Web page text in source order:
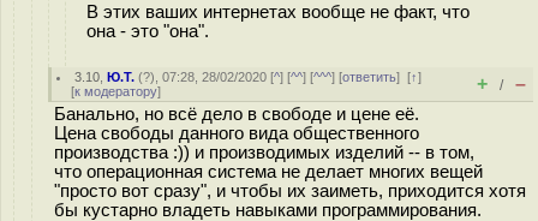
В этих ваших интернетах вообще не факт, что
она - это "она".
3.10 ,Ю.Т. (?), 07:28, 28/02/2020 [^] [^^] [^^^] [ответить][↑]
[к модератору] + / –
Банально, но всё дело в свободе и цене её.
Цена свободы данного вида общественного
производства :)) и производимых изделий -- в том,
что операционная система не делает многих вещей
"просто вот сразу", и чтобы их заиметь, приходится хотя
бы кустарно владеть навыками программирования.